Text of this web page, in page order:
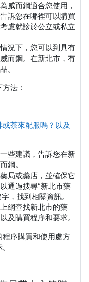
威而鋼適合您使用，
訴您在哪裡可以購買
慮就診於公立或私立
況下，您可以到具有
而鋼。在新北市，有
。
法：
茶來配服嗎？以及
些建議，告訴您在新
鋼。
局或藥店，並確保它
通過搜尋”新北市藥
，找到相關資訊。
網查找新北市的藥
及購買程序和要求。
序購買和使用處方